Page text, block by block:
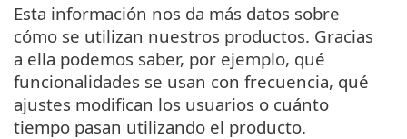
Esta información nos da más datos sobre
cómo se utilizan nuestros productos. Gracias
a ella podemos saber, por ejemplo, qué
funcionalidades se usan con frecuencia, qué
ajustes modifican los usuarios o cuánto
tiempo pasan utilizando el producto.